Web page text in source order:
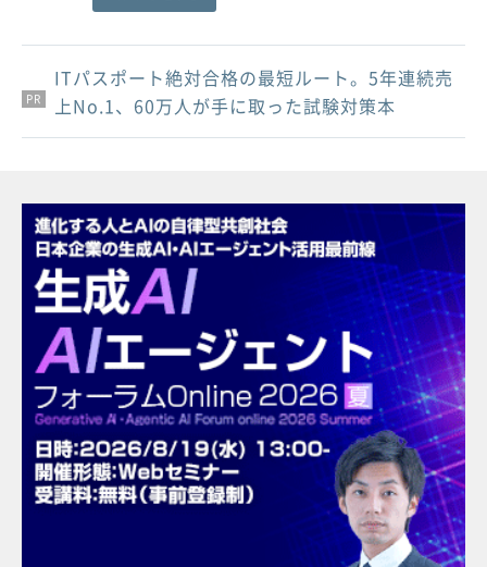
PR
PR
PR
ITパスポート絶対合格の最短ルート。5年連続売
上No.1、60万人が手に取った試験対策本